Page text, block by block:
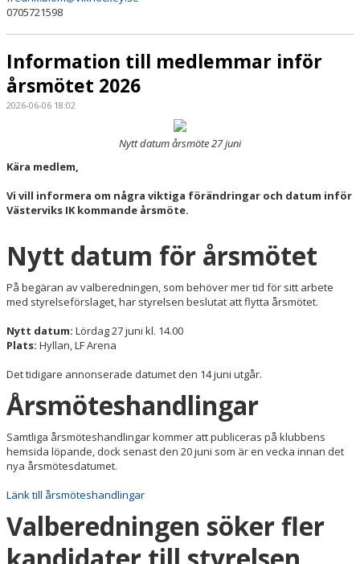
0705721598
Information till medlemmar inför
årsmötet 2026
2026-06-06 18:02
Nytt datum årsmöte 27 juni
Kära medlem,
Vi vill informera om några viktiga förändringar och datum inför
Västerviks IK kommande årsmöte.
Nytt datum för årsmötet
På begäran av valberedningen, som behöver mer tid för sitt arbete
med styrelseförslaget, har styrelsen beslutat att flytta årsmötet.
Nytt datum: Lördag 27 juni kl. 14.00
Plats: Hyllan, LF Arena
Det tidigare annonserade datumet den 14 juni utgår.
Årsmöteshandlingar
Samtliga årsmöteshandlingar kommer att publiceras på klubbens
hemsida löpande, dock senast den 20 juni som är en vecka innan det
nya årsmötesdatumet.
Länk till årsmöteshandlingar
Valberedningen söker fler